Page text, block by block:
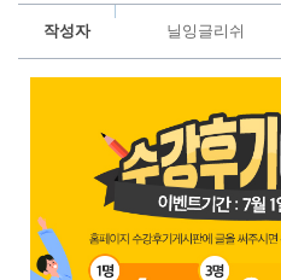
작성자 닐잉글리쉬